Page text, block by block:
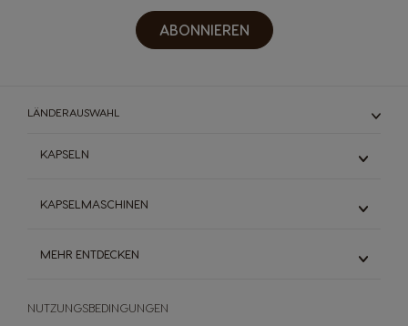
ABONNIEREN
LÄNDERAUSWAHL
KAPSELN
Schwarzkaffee
Heiße Schokolade
KAPSELMASCHINEN
Genio S
Infinissima
MEHR ENTDECKEN
Die Welt des Kaffees
NUTZUNGSBEDINGUNGEN